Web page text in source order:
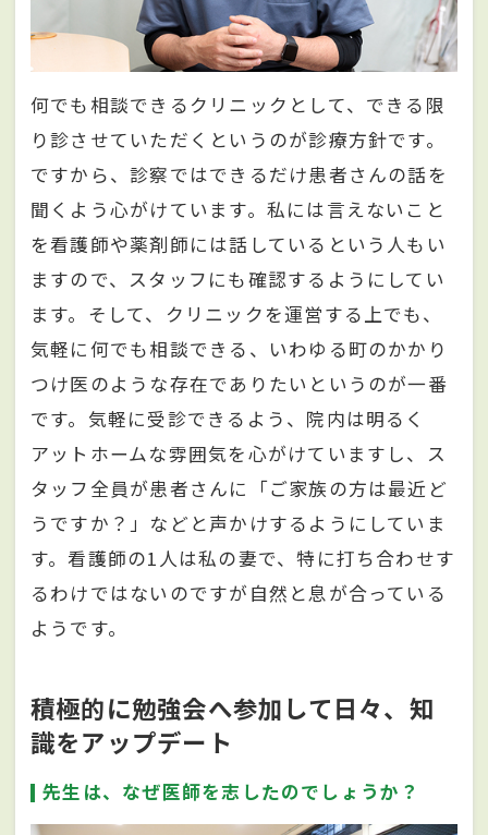
何でも相談できるクリニックとして、できる限
り診させていただくというのが診療方針です。
ですから、診察ではできるだけ患者さんの話を
聞くよう心がけています。私には言えないこと
を看護師や薬剤師には話しているという人もい
ますので、スタッフにも確認するようにしてい
ます。そして、クリニックを運営する上でも、
気軽に何でも相談できる、いわゆる町のかかり
つけ医のような存在でありたいというのが一番
です。気軽に受診できるよう、院内は明るく
アットホームな雰囲気を心がけていますし、ス
タッフ全員が患者さんに「ご家族の方は最近ど
うですか？」などと声かけするようにしていま
す。看護師の1人は私の妻で、特に打ち合わせす
るわけではないのですが自然と息が合っている
ようです。
積極的に勉強会へ参加して日々、知
識をアップデート
先生は、なぜ医師を志したのでしょうか？